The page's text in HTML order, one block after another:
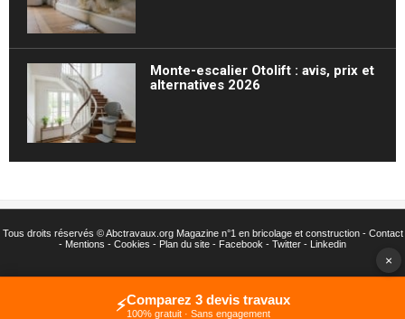
Monte-escalier Otolift : avis, prix et
alternatives 2026
Tous droits réservés ©Abctravaux.org Magazine n°1 en bricolage et construction - Contact
- Mentions - Cookies - Plan du site - Facebook - Twitter - Linkedin
⚡Comparez 3 devis travaux
100% gratuit · Sans engagement
×